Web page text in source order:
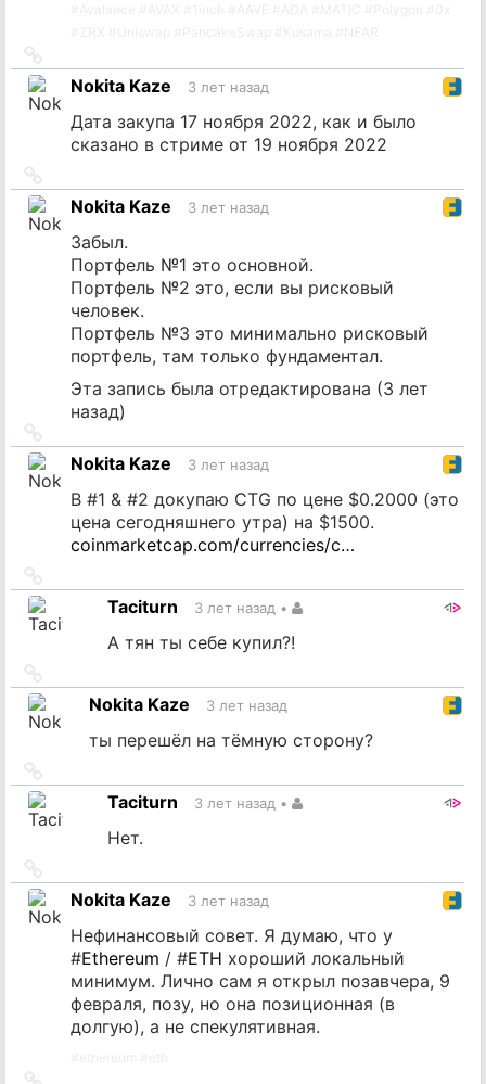
на
источник
Nokita Kaze 3 лет назад
Дата закупа 17 ноября 2022, как и было
сказано в стриме от 19 ноября 2022
на
источник
Nokita Kaze 3 лет назад
Забыл.
Портфель №1 это основной.
Портфель №2 это, если вы рисковый
человек.
Портфель №3 это минимально рисковый
портфель, там только фундаментал.
Эта запись была отредактирована (3 лет
назад)
на
источник
Nokita Kaze 3 лет назад
В #1 & #2 докупаю CTG по цене $0.2000 (это
цена сегодняшнего утра) на $1500.
coinmarketcap.com/currencies/c…
на
источникTaciturn 3 лет назад •
А тян ты себе купил?!
на
источникNokita Kaze 3 лет назад
ты перешёл на тёмную сторону?
на
источникTaciturn 3 лет назад •
Нет.
на
источник
Nokita Kaze 3 лет назад
Нефинансовый совет. Я думаю, что у
#Ethereum / #ETH хороший локальный
минимум. Лично сам я открыл позавчера, 9
февраля, позу, но она позиционная (в
долгую), а не спекулятивная.